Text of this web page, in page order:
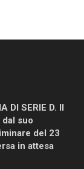
DI SERIE D. Il
suo
del 23
in attesa